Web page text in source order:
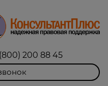
200 88 45